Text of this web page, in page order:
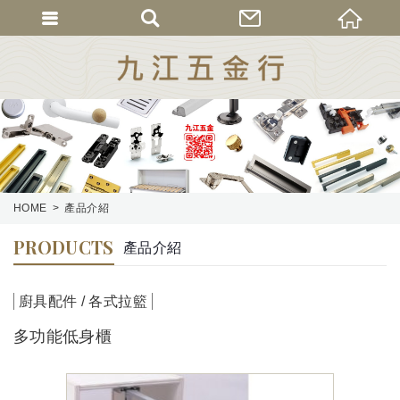
HOME 產品介紹
PRODUCTS 產品介紹
廚具配件 / 各式拉籃
多功能低身櫃